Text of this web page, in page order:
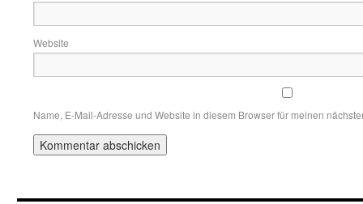
Website
Name, E-Mail-Adresse und Website in diesem Browser für meinen